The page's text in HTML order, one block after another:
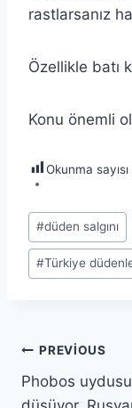
rastlarsanız
Özellikle batı
Konu önemli
Okunma sayısı
Post
Tags:
#düden salgını
#Türkiye
Yazı
gezinmesi
PREVIOUS
Phobos uydusu